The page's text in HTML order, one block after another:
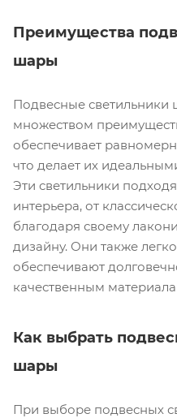
Преимущества
шары
Подвесные
множеством
обеспечивает
что делает их
Эти светильники
интерьера, от
благодаря своему
дизайну. Они также
обеспечивают
качественным
Как выбрать
шары
При выборе подвесных